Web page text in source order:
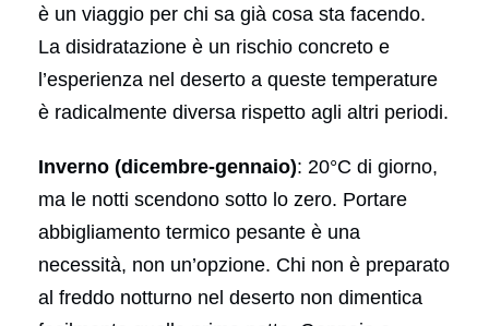
è un viaggio per chi sa già cosa sta facendo.
La disidratazione è un rischio concreto e
l’esperienza nel deserto a queste temperature
è radicalmente diversa rispetto agli altri periodi.
Inverno (dicembre-gennaio): 20°C di giorno,
ma le notti scendono sotto lo zero. Portare
abbigliamento termico pesante è una
necessità, non un’opzione. Chi non è preparato
al freddo notturno nel deserto non dimentica